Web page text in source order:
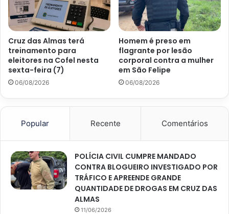
Cruz das Almas terá
treinamento para
eleitores na Cofel nesta
sexta-feira (7)
06/08/2026
Homem é preso em
flagrante por lesão
corporal contra a mulher
em São Felipe
06/08/2026
Popular Recente Comentários
POLÍCIA CIVIL CUMPRE MANDADO
CONTRA BLOGUEIRO INVESTIGADO POR
TRÁFICO E APREENDE GRANDE
QUANTIDADE DE DROGAS EM CRUZ DAS
ALMAS
11/06/2026